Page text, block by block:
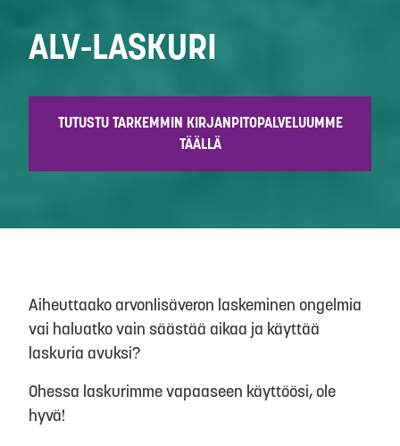
ALV-LASKURI
TUTUSTU TARKEMMIN KIRJANPITOPALVELUUMME
TÄÄLLÄ
Aiheuttaako arvonlisäveron laskeminen ongelmia
vai haluatko vain säästää aikaa ja käyttää
laskuria avuksi?
Ohessa laskurimme vapaaseen käyttöösi, ole
hyvä!